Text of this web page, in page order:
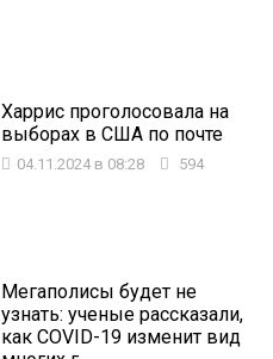
Харрис проголосовала на
выборах в США по почте
04.11.2024 в 08:28 594
Мегаполисы будет не
узнать: ученые рассказали,
как COVID-19 изменит вид